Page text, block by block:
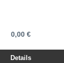
0,00 €
Details